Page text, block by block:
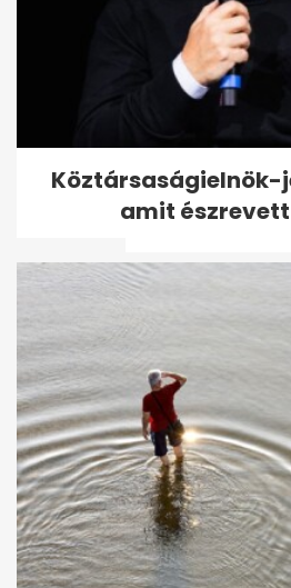
5 érdekesség
az
Lótusz...
Köztársaságielnök-
amit észrevett